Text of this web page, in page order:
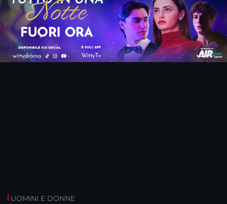
UOMINI E DONNE